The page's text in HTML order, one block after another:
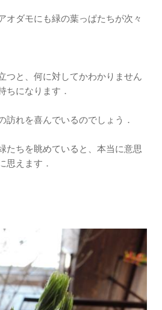
オダモにも緑の葉っぱたちが次々
つと、何に対してかわかりません
ちになります．
訪れを喜んでいるのでしょう．
たちを眺めていると、本当に意思
思えます．